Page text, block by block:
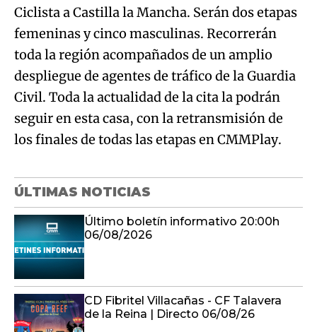
Ciclista a Castilla la Mancha. Serán dos etapas
femeninas y cinco masculinas. Recorrerán
toda la región acompañados de un amplio
despliegue de agentes de tráfico de la Guardia
Civil. Toda la actualidad de la cita la podrán
seguir en esta casa, con la retransmisión de
los finales de todas las etapas en CMMPlay.
ÚLTIMAS NOTICIAS
Último boletín informativo 20:00h
06/08/2026
CD Fibritel Villacañas - CF Talavera
de la Reina | Directo 06/08/26